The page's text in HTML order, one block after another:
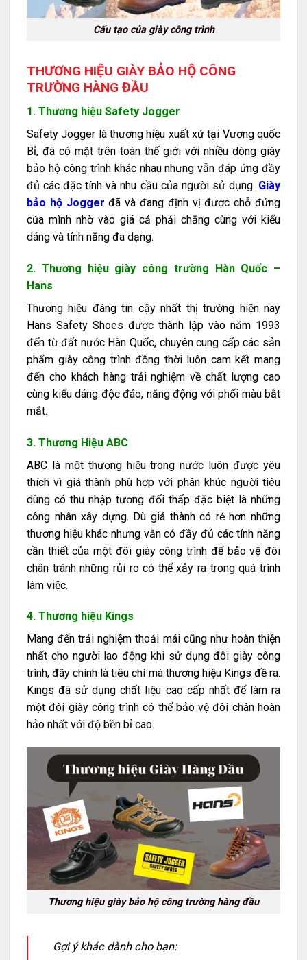
Cấu tạo của giày công trình
THƯƠNG HIỆU GIÀY BẢO HỘ CÔNG
TRƯỜNG HÀNG ĐẦU
1. Thương hiệu Safety Jogger
Safety Jogger là thương hiệu xuất xứ tại Vương quốc
Bỉ, đã có mặt trên toàn thế giới với nhiều dòng giày
bảo hộ công trình khác nhau nhưng vẫn đáp ứng đầy
đủ các đặc tính và nhu cầu của người sử dụng. Giày
bảo hộ Jogger đã và đang định vị được chỗ đứng
của mình nhờ vào giá cả phải chăng cùng với kiểu
dáng và tính năng đa dạng.
2. Thương hiệu giày công trường Hàn Quốc –
Hans
Thương hiệu đáng tin cậy nhất thị trường hiện nay
Hans Safety Shoes được thành lập vào năm 1993
đến từ đất nước Hàn Quốc, chuyên cung cấp các sản
phẩm giày công trình đồng thời luôn cam kết mang
đến cho khách hàng trải nghiệm về chất lượng cao
cùng kiểu dáng độc đáo, năng động với phối màu bắt
mắt.
3. Thương Hiệu ABC
ABC là một thương hiệu trong nước luôn được yêu
thích vì giá thành phù hợp với phân khúc người tiêu
dùng có thu nhập tương đối thấp đặc biệt là những
công nhân xây dựng. Dù giá thành có rẻ hơn những
thương hiệu khác nhưng vẫn có đầy đủ các tính năng
cần thiết của một đôi giày công trình để bảo vệ đôi
chân tránh những rủi ro có thể xảy ra trong quá trình
làm việc.
4. Thương hiệu Kings
Mang đến trải nghiệm thoải mái cũng như hoàn thiện
nhất cho người lao động khi sử dụng đôi giày công
trình, đây chính là tiêu chí mà thương hiệu Kings đề ra.
Kings đã sử dụng chất liệu cao cấp nhất để làm ra
một đôi giày công trình có thể bảo vệ đôi chân hoàn
hảo nhất với độ bền bỉ cao.
Thương hiệu giày bảo hộ công trường hàng đầu
Gợi ý khác dành cho bạn: